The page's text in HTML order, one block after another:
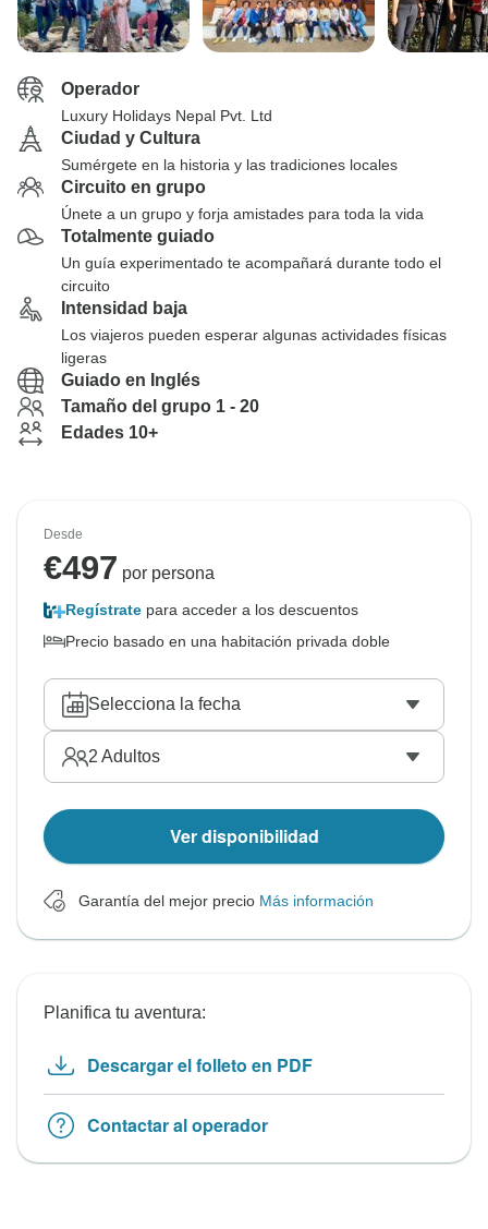
Operador
Luxury Holidays Nepal Pvt. Ltd
Ciudad y Cultura
Sumérgete en la historia y las tradiciones locales
Circuito en grupo
Únete a un grupo y forja amistades para toda la vida
Totalmente guiado
Un guía experimentado te acompañará durante todo el
circuito
Intensidad baja
Los viajeros pueden esperar algunas actividades físicas
ligeras
Guiado en Inglés
Tamaño del grupo 1 - 20
Edades 10+
Desde
€497 por persona
Regístrate para acceder a los descuentos
Precio basado en una habitación privada doble
Selecciona la fecha
2 Adultos
Ver disponibilidad
Garantía del mejor precio Más información
Planifica tu aventura:
Descargar el folleto en PDF
Contactar al operador